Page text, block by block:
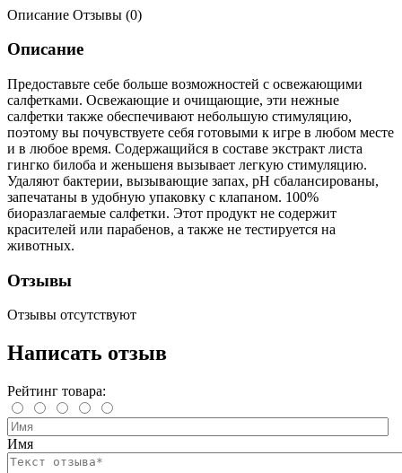
Описание Отзывы (0)
Описание
Предоставьте себе больше возможностей с освежающими
салфетками. Освежающие и очищающие, эти нежные
салфетки также обеспечивают небольшую стимуляцию,
поэтому вы почувствуете себя готовыми к игре в любом месте
и в любое время. Содержащийся в составе экстракт листа
гингко билоба и женьшеня вызывает легкую стимуляцию.
Удаляют бактерии, вызывающие запах, рН сбалансированы,
запечатаны в удобную упаковку с клапаном. 100%
биоразлагаемые салфетки. Этот продукт не содержит
красителей или парабенов, а также не тестируется на
животных.
Отзывы
Отзывы отсутствуют
Написать отзыв
Рейтинг товара:
Имя